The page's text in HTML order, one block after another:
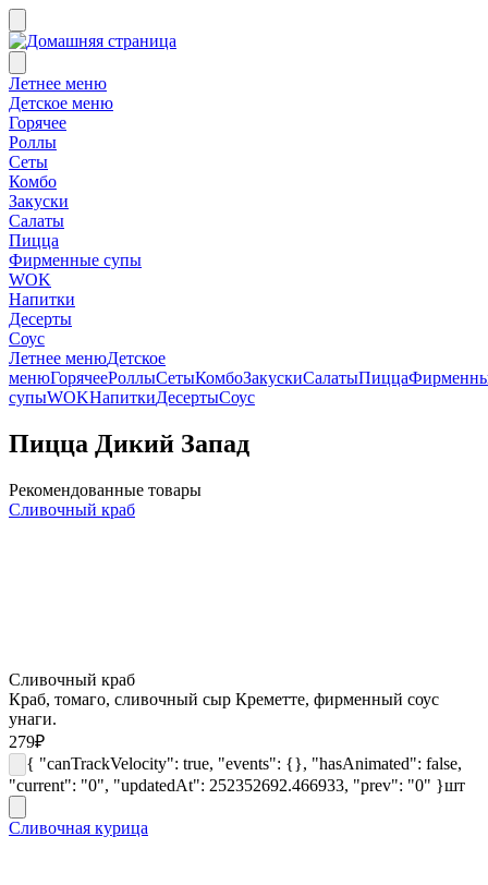
Летнее меню
Детское меню
Горячее
Роллы
Сеты
Комбо
Закуски
Салаты
Пицца
Фирменные супы
WOK
Напитки
Десерты
Соус
Летнее менюДетское
менюГорячееРоллыСетыКомбоЗакускиСалатыПицца
супыWOKНапиткиДесертыСоус
Пицца Дикий Запад
Рекомендованные товары
Сливочный краб
Сливочный краб
Краб, томаго, сливочный сыр Креметте, фирменный соус
унаги.
279₽
{ "canTrackVelocity": true, "events": {}, "hasAnimated": false,
"current": "0", "updatedAt": 252352692.466933, "prev": "0" }шт
Сливочная курица